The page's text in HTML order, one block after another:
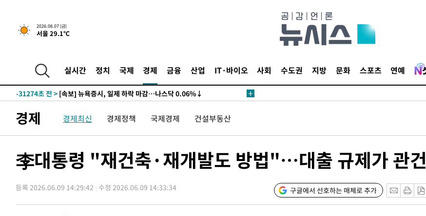
2026.08.07 (금)
서울 29.1℃
실시간 정치 국제 경제 금융 산업 IT·바이오 사회 수도권 지방 문화 스포츠 연예
-31274초 전 > [속보] 뉴욕증시, 일제 하락 마감…나스닥 0.06%↓
경제 경제최신 경제정책 국제경제 건설부동산
李대통령 "재건축·재개발도 방법"…대출 규제가 관건
등록 2026.06.09 14:29:42 수정 2026.06.09 14:33:34 구글에서 선호하는 매체로 추가